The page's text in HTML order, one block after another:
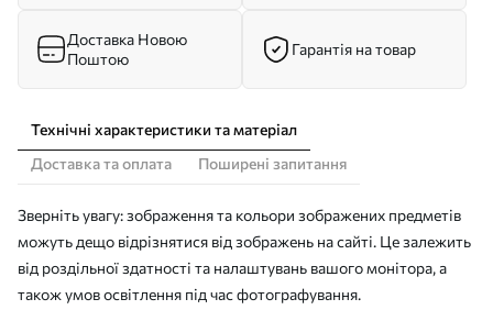
Доставка Новою
Поштою
Гарантія на товар
Технічні характеристики та матеріал
Доставка та оплата
Поширені запитання
Зверніть увагу: зображення та кольори зображених предметів
можуть дещо відрізнятися від зображень на сайті. Це залежить
від роздільної здатності та налаштувань вашого монітора, а
також умов освітлення під час фотографування.